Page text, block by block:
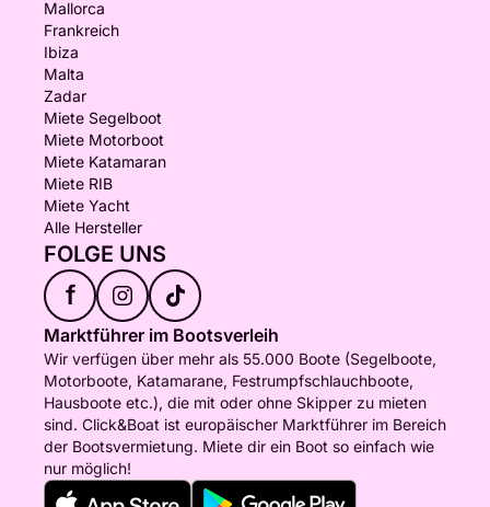
Mallorca
Frankreich
Ibiza
Malta
Zadar
Miete Segelboot
Miete Motorboot
Miete Katamaran
Miete RIB
Miete Yacht
Alle Hersteller
FOLGE UNS
f
Marktführer im Bootsverleih
Wir verfügen über mehr als 55.000 Boote (Segelboote,
Motorboote, Katamarane, Festrumpfschlauchboote,
Hausboote etc.), die mit oder ohne Skipper zu mieten
sind. Click&Boat ist europäischer Marktführer im Bereich
der Bootsvermietung. Miete dir ein Boot so einfach wie
nur möglich!